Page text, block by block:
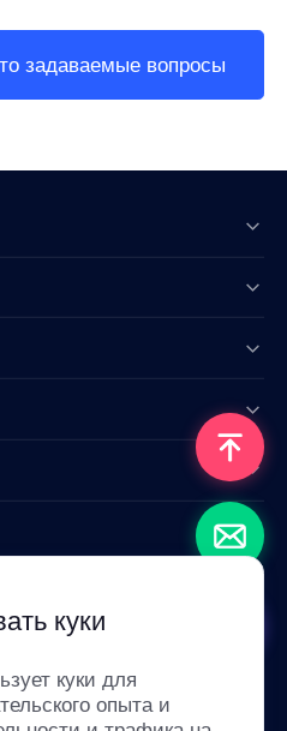
задаваемые вопросы
куки
куки для
опыта и